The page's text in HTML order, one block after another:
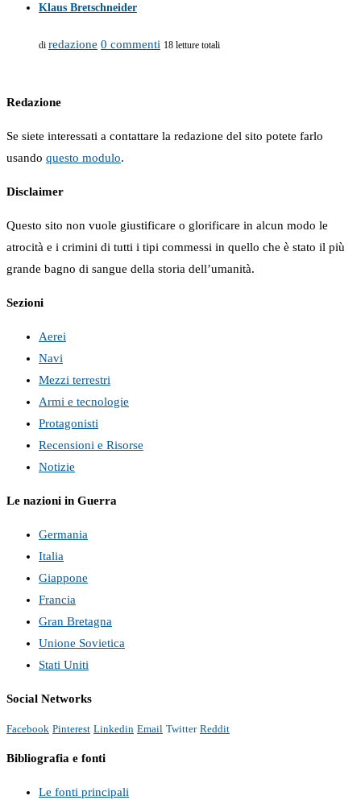
Klaus Bretschneider
di redazione 0 commenti 18 letture totali
Redazione
Se siete interessati a contattare la redazione del sito potete farlo
usando questo modulo.
Disclaimer
Questo sito non vuole giustificare o glorificare in alcun modo le
atrocità e i crimini di tutti i tipi commessi in quello che è stato il più
grande bagno di sangue della storia dell’umanità.
Sezioni
Aerei
Navi
Mezzi terrestri
Armi e tecnologie
Protagonisti
Recensioni e Risorse
Notizie
Le nazioni in Guerra
Germania
Italia
Giappone
Francia
Gran Bretagna
Unione Sovietica
Stati Uniti
Social Networks
Facebook Pinterest Linkedin Email Twitter Reddit
Bibliografia e fonti
Le fonti principali